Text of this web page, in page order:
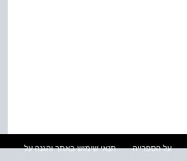
על הספרייה
תנאי שימוש באתר והגנה על